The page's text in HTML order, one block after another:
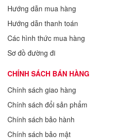
Hướng dẫn mua hàng
Hướng dẫn thanh toán
Các hình thức mua hàng
Sơ đồ đường đi
CHÍNH SÁCH BÁN HÀNG
Chính sách giao hàng
Chính sách đổi sản phẩm
Chính sách bảo hành
Chính sách bảo mật